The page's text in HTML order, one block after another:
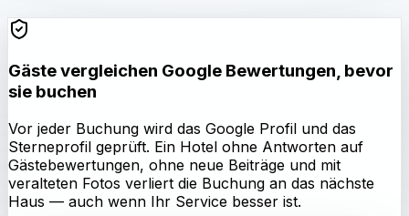
Gäste vergleichen Google Bewertungen, bevor
sie buchen
Vor jeder Buchung wird das Google Profil und das
Sterneprofil geprüft. Ein Hotel ohne Antworten auf
Gästebewertungen, ohne neue Beiträge und mit
veralteten Fotos verliert die Buchung an das nächste
Haus — auch wenn Ihr Service besser ist.